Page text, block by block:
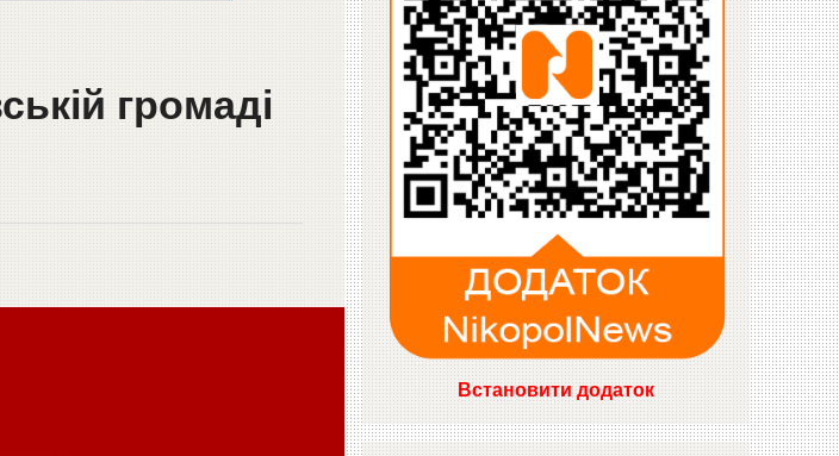
громаді
Встановити додаток